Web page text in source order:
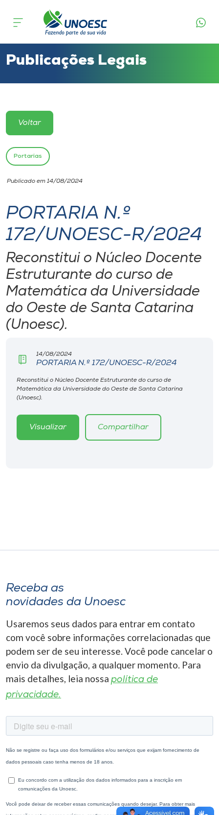
Cursos
Atendimento ao Estudante
Portal de Ensino
Unoesc
Internacionalização
I.nova
Diplomados
Cultura
CPA
Biblioteca
Editora
Rádio
A+
Publicações Legais
Voltar
Portarias
Publicado em 14/08/2024
PORTARIA N.º
172/UNOESC-R/2024
Reconstitui o Núcleo Docente
Estruturante do curso de
Matemática da Universidade
do Oeste de Santa Catarina
(Unoesc).
14/08/2024
PORTARIA N.º 172/UNOESC-R/2024
Reconstitui o Núcleo Docente Estruturante do curso de
Matemática da Universidade do Oeste de Santa Catarina
(Unoesc).
Visualizar Compartilhar
Receba as
novidades da Unoesc
Usaremos seus dados para entrar em contato
com você sobre informações correlacionadas que
podem ser de seu interesse. Você pode cancelar o
envio da divulgação, a qualquer momento. Para
mais detalhes, leia nossa política de
privacidade.